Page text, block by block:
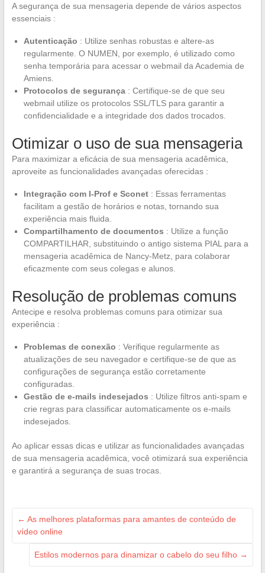
A segurança de sua mensageria depende de vários aspectos
essenciais :
Autenticação : Utilize senhas robustas e altere-as
regularmente. O NUMEN, por exemplo, é utilizado como
senha temporária para acessar o webmail da Academia de
Amiens.
Protocolos de segurança: Certifique-se de que seu
webmail utilize os protocolos SSL/TLS para garantir a
confidencialidade e a integridade dos dados trocados.
Otimizar o uso de sua mensageria
Para maximizar a eficácia de sua mensageria acadêmica,
aproveite as funcionalidades avançadas oferecidas :
Integração com I-Prof e Sconet: Essas ferramentas
facilitam a gestão de horários e notas, tornando sua
experiência mais fluida.
Compartilhamento de documentos : Utilize a função
COMPARTILHAR, substituindo o antigo sistema PIAL para a
mensageria acadêmica de Nancy-Metz, para colaborar
eficazmente com seus colegas e alunos.
Resolução de problemas comuns
Antecipe e resolva problemas comuns para otimizar sua
experiência :
Problemas de conexão : Verifique regularmente as
atualizações de seu navegador e certifique-se de que as
configurações de segurança estão corretamente
configuradas.
Gestão de e-mails indesejados : Utilize filtros anti-spam e
crie regras para classificar automaticamente os e-mails
indesejados.
Ao aplicar essas dicas e utilizar as funcionalidades avançadas
de sua mensageria acadêmica, você otimizará sua experiência
e garantirá a segurança de suas trocas.
← As melhores plataformas para amantes de conteúdo de
vídeo online
Estilos modernos para dinamizar o cabelo do seu filho →